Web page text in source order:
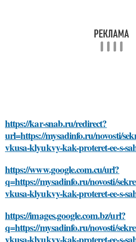
https://kar-snab.ru/redirect?
url=https://mysadinfo.ru/novosti/
vkusa-klyukvy-kak-proteret-ee-s-
https://www.google.com.cu/url?
q=https://mysadinfo.ru/novosti/
vkusa-klyukvy-kak-proteret-ee-s-
https://images.google.com.bz/url?
q=https://mysadinfo.ru/novosti/
vkusa-klyukvy-kak-proteret-ee-s-